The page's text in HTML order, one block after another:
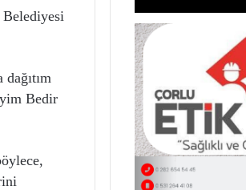
Bedir